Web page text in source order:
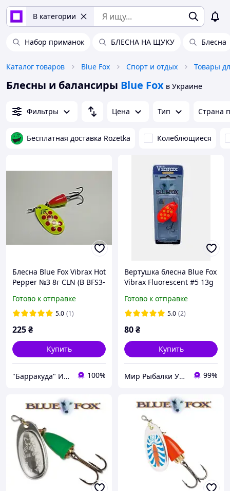
В категории
Набор приманок БЛЕСНА НА ЩУКУ Блесна
Каталог товаров Blue Fox Спорт и отдых Товары
Блесны и балансиры Blue Fox в Украине
Фильтры Цена Тип Страна
Бесплатная доставка Rozetka Колеблющиеся
Блесна Blue Fox Vibrax Hot
Pepper №3 8г CLN (B BFS3-
Готово к отправке
5.0 (1)
225₴
Купить
"Барракуда" Интернет-магазин 100%
Вертушка блесна Blue Fox
Vibrax Fluorescent #5 13g
Готово к отправке
5.0 (2)
80₴
Купить
Мир Рыбалки Украина 99%